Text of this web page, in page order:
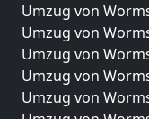
Umzug von
Umzug von
Umzug von
Umzug von
Umzug von